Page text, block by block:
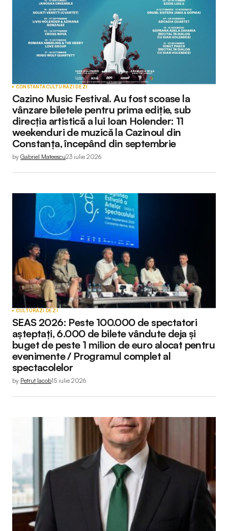
CONSTANTACULTURĂZI DE ZI
Cazino Music Festival. Au fost scoase la
vânzare biletele pentru prima ediție, sub
direcția artistică a lui Ioan Holender: 11
weekenduri de muzică la Cazinoul din
Constanța, începând din septembrie
by Gabriel Mateescu23 iulie 2026
CULTURĂZI DE ZI
SEAS 2026: Peste 100.000 de spectatori
așteptați, 6.000 de bilete vândute deja și
buget de peste 1 milion de euro alocat pentru
evenimente / Programul complet al
spectacolelor
by Petruț Iacob15 iulie 2026